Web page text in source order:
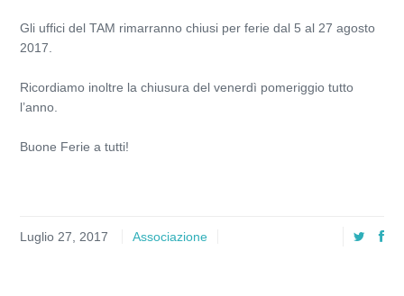
Gli uffici del TAM rimarranno chiusi per ferie dal 5 al 27 agosto
2017.
Ricordiamo inoltre la chiusura del venerdì pomeriggio tutto
l’anno.
Buone Ferie a tutti!
Luglio 27, 2017 Associazione